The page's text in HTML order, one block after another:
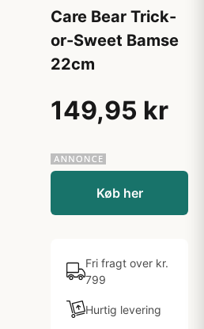
Care Bear Trick-
or-Sweet Bamse
22cm
149,95 kr
Køb her
Fri fragt over kr.
799
Hurtig levering